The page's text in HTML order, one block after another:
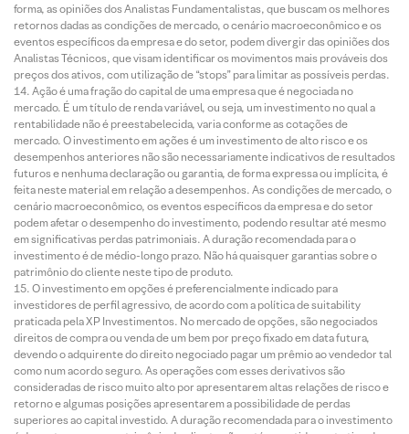
forma, as opiniões dos Analistas Fundamentalistas, que buscam os melhores
retornos dadas as condições de mercado, o cenário macroeconômico e os
eventos específicos da empresa e do setor, podem divergir das opiniões dos
Analistas Técnicos, que visam identificar os movimentos mais prováveis dos
preços dos ativos, com utilização de “stops” para limitar as possíveis perdas.
Ação é uma fração do capital de uma empresa que é negociada no
mercado. É um título de renda variável, ou seja, um investimento no qual a
rentabilidade não é preestabelecida, varia conforme as cotações de
mercado. O investimento em ações é um investimento de alto risco e os
desempenhos anteriores não são necessariamente indicativos de resultados
futuros e nenhuma declaração ou garantia, de forma expressa ou implícita, é
feita neste material em relação a desempenhos. As condições de mercado, o
cenário macroeconômico, os eventos específicos da empresa e do setor
podem afetar o desempenho do investimento, podendo resultar até mesmo
em significativas perdas patrimoniais. A duração recomendada para o
investimento é de médio-longo prazo. Não há quaisquer garantias sobre o
patrimônio do cliente neste tipo de produto.
O investimento em opções é preferencialmente indicado para
investidores de perfil agressivo, de acordo com a política de suitability
praticada pela XP Investimentos. No mercado de opções, são negociados
direitos de compra ou venda de um bem por preço fixado em data futura,
devendo o adquirente do direito negociado pagar um prêmio ao vendedor tal
como num acordo seguro. As operações com esses derivativos são
consideradas de risco muito alto por apresentarem altas relações de risco e
retorno e algumas posições apresentarem a possibilidade de perdas
superiores ao capital investido. A duração recomendada para o investimento